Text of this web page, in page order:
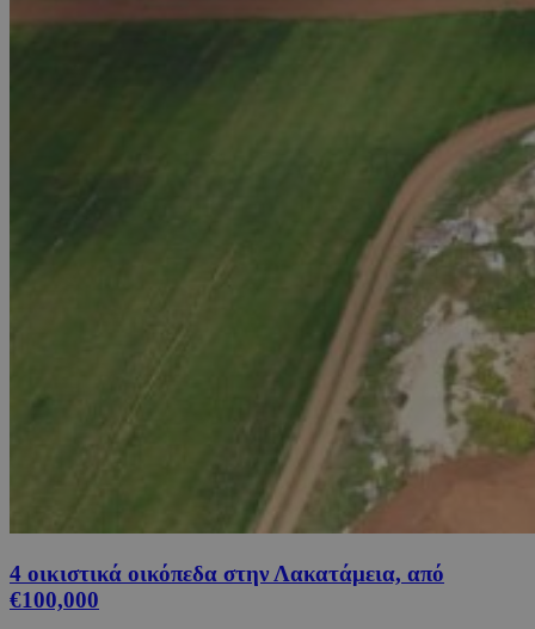
4 οικιστικά οικόπεδα στην Λακατάμεια, από
€100,000